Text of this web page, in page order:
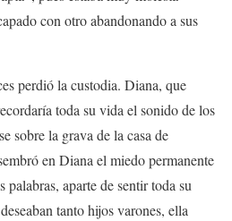
con otro abandonando a sus
perdió la custodia. Diana, que
toda su vida el sonido de los
sobre la grava de la casa de
en Diana el miedo permanente
palabras, aparte de sentir toda su
tanto hijos varones, ella